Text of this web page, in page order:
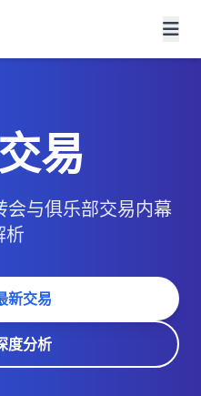
易
会与俱乐部交易内幕
析
新交易
度分析